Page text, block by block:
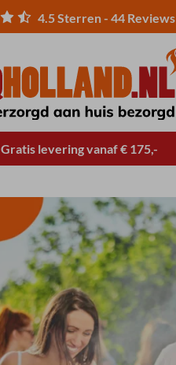
4.5Sterren - 44 Reviews
Gratis levering vanaf € 175,-